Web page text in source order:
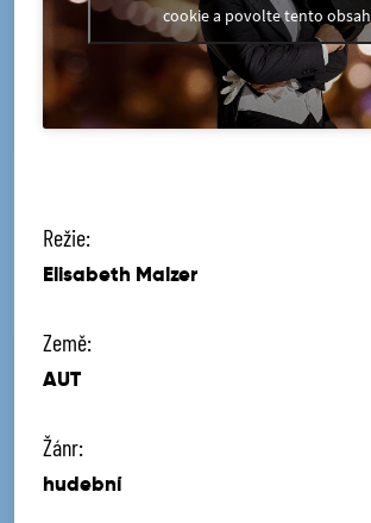
cookie a povolte tento obsah
Režie:
Elisabeth Malzer
Země:
AUT
Žánr:
hudební